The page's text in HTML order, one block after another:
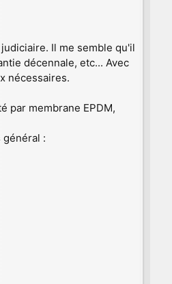
Il me semble qu'il
décennale, etc... Avec
nécessaires.
par membrane EPDM,
: